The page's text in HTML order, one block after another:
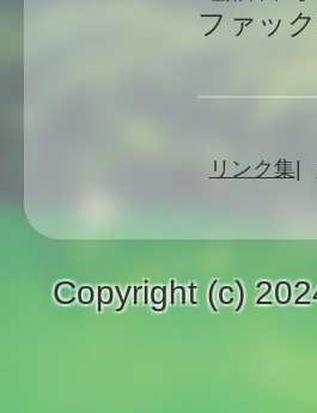
ファッ
リンク集
Copyright (c)